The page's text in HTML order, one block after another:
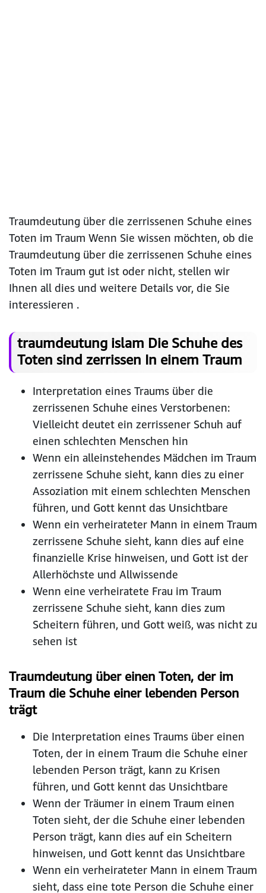
Traumdeutung über die zerrissenen Schuhe eines
Toten im Traum Wenn Sie wissen möchten, ob die
Traumdeutung über die zerrissenen Schuhe eines
Toten im Traum gut ist oder nicht, stellen wir
Ihnen all dies und weitere Details vor, die Sie
interessieren .
traumdeutung islam Die Schuhe des
Toten sind zerrissen In einem Traum
Interpretation eines Traums über die
zerrissenen Schuhe eines Verstorbenen:
Vielleicht deutet ein zerrissener Schuh auf
einen schlechten Menschen hin
Wenn ein alleinstehendes Mädchen im Traum
zerrissene Schuhe sieht, kann dies zu einer
Assoziation mit einem schlechten Menschen
führen, und Gott kennt das Unsichtbare
Wenn ein verheirateter Mann in einem Traum
zerrissene Schuhe sieht, kann dies auf eine
finanzielle Krise hinweisen, und Gott ist der
Allerhöchste und Allwissende
Wenn eine verheiratete Frau im Traum
zerrissene Schuhe sieht, kann dies zum
Scheitern führen, und Gott weiß, was nicht zu
sehen ist
Traumdeutung über einen Toten, der im
Traum die Schuhe einer lebenden Person
trägt
Die Interpretation eines Traums über einen
Toten, der in einem Traum die Schuhe einer
lebenden Person trägt, kann zu Krisen
führen, und Gott kennt das Unsichtbare
Wenn der Träumer in einem Traum einen
Toten sieht, der die Schuhe einer lebenden
Person trägt, kann dies auf ein Scheitern
hinweisen, und Gott kennt das Unsichtbare
Wenn ein verheirateter Mann in einem Traum
sieht, dass eine tote Person die Schuhe einer